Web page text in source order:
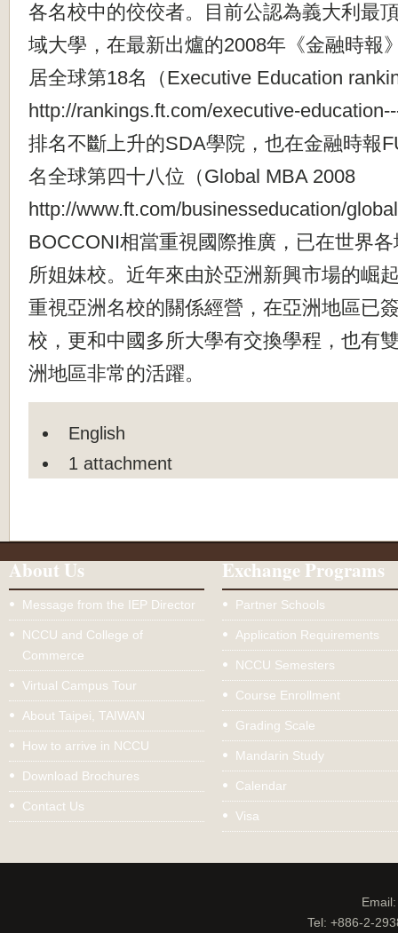
各名校中的佼佼者。目前公認為義大利最
域大學，在最新出爐的2008年《金融時報
居全球第18名（Executive Education
http://rankings.ft.com/executive-
排名不斷上升的SDA學院，也在金融時報
名全球第四十八位（Global MBA 2008
http://www.ft.com/businesseducation/
BOCCONI相當重視國際推廣，已在世界
所姐妹校。近年來由於亞洲新興市場的崛
重視亞洲名校的關係經營，在亞洲地區已
校，更和中國多所大學有交換學程，也有
洲地區非常的活躍。
English
1 attachment
About Us
Message from the IEP Director
NCCU and College of
Commerce
Virtual Campus Tour
About Taipei, TAIWAN
How to arrive in NCCU
Download Brochures
Contact Us
Exchange Programs
Partner Schools
Application Requirements
NCCU Semesters
Course Enrollment
Grading Scale
Mandarin Study
Calendar
Visa
Tel: +886-2-